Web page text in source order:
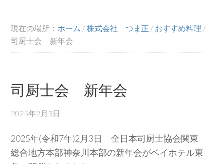
現在の場所： ホーム /株式会社 つま正 / おすすめ料理 /
司厨士会 新年会
司厨士会 新年会
2025年2月3日
2025年(令和7年)2月3日 全日本司厨士協会関東
総合地方本部神奈川本部の新年会がベイホテル東